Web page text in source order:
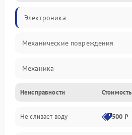
Электроника
Механические повреждения
Механика
Управление
Электропитание
Неисправности Стоимость
Не сливает воду 500 ₽